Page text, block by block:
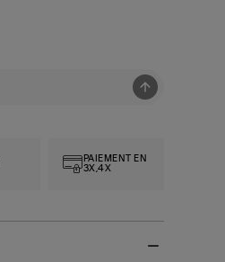
PAIEMENT EN
3X,4X